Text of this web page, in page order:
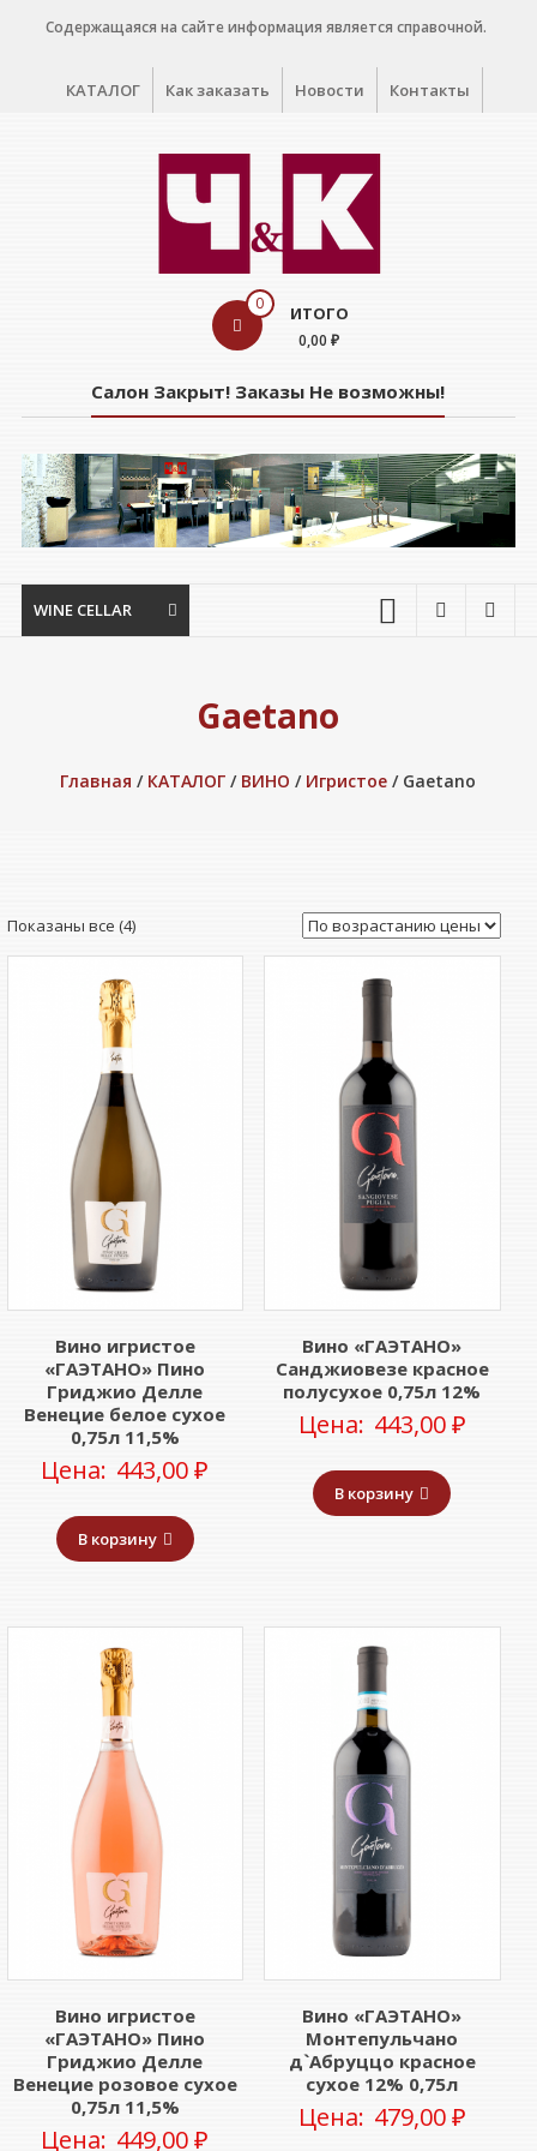
Содержащаяся на сайте информация является справочной.
КАТАЛОГ Как заказать Новости Контакты
дегустации
0 ИТОГО
0,00 ₽
Салон Закрыт! Заказы Не возможны!
WINE CELLAR
Gaetano
Главная / КАТАЛОГ / ВИНО / Игристое / Gaetano
Показаны все (4)Цены:
по
Вино игристое
«ГАЭТАНО» Пино
Гриджио Делле
Венецие белое сухое
0,75л 11,5%
Цена: 443,00₽
В корзину
Вино «ГАЭТАНО»
Санджиовезе красное
полусухое 0,75л 12%
Цена: 443,00₽
В корзину
Вино игристое
«ГАЭТАНО» Пино
Гриджио Делле
Венецие розовое сухое
0,75л 11,5%
Цена: 449,00₽
Вино «ГАЭТАНО»
Монтепульчано
д`Абруццо красное
сухое 12% 0,75л
Цена: 479,00₽